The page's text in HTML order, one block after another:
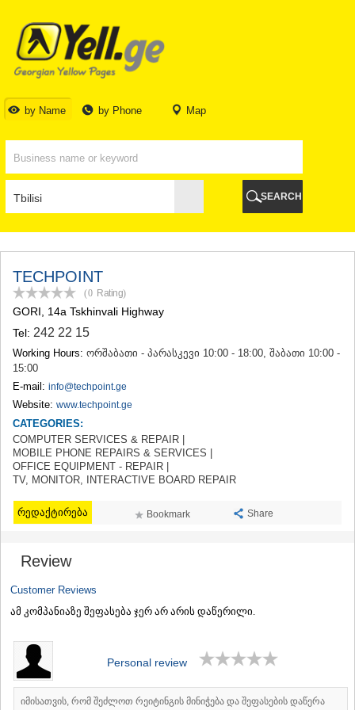
by Name by Phone Map
TBILISI
TBILISI
ABKHAZIA
GALI
BATUMI
KOBULETI
SHUAKHEVI
CHAKVI
OZURGETI
CHOKHATAURI
UREKI
IMERETI
BAGHDATI
VANI
ZESTAPONI
TERJOLA
SAMTREDIA
SACHKHERE
KUTAISI
TSKALTUBO
CHIATURA
KHARAGAULI
KAKHETI
DEDOPLISTSKARO
LAGODEKHI
SAGAREJO
KVARELI
TSNORI
MTSKHETA-MTIANETI
DUSHETI
TIANETI
SEARCH
TECHPOINT
(0 Rating)
GORI , 14a Tskhinvali Highway
Tel: 242 22 15
Working Hours: ორშაბათი - პარასკევი 10:00 - 18:00, შაბათი 10:00 -
15:00
E-mail: info@techpoint.ge
Website: www.techpoint.ge
CATEGORIES:
COMPUTER SERVICES & REPAIR |
MOBILE PHONE REPAIRS & SERVICES |
OFFICE EQUIPMENT - REPAIR |
TV, MONITOR, INTERACTIVE BOARD REPAIR
რედაქტირება Bookmark Share
Review
Customer Reviews
ამ კომპანიაზე შეფასება ჯერ არ არის დაწერილი.
Personal review
იმისათვის, რომ შეძლოთ რეიტინგის მინიჭება და შეფასების დაწერა